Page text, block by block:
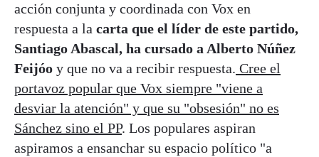
acción conjunta y coordinada con Vox en
respuesta a la carta que el líder de este partido,
Santiago Abascal, ha cursado a Alberto Núñez
Feijóo y que no va a recibir respuesta. Cree el
portavoz popular que Vox siempre "viene a
desviar la atención" y que su "obsesión" no es
Sánchez sino el PP. Los populares aspiran
aspiramos a ensanchar su espacio político "a